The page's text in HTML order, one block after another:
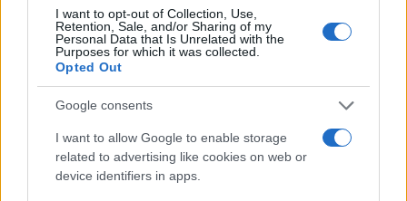
I want to opt-out of Collection, Use,
Retention, Sale, and/or Sharing of my
Personal Data that Is Unrelated with the
Purposes for which it was collected.
Opted Out
Google consents
I want to allow Google to enable storage
related to advertising like cookies on web or
device identifiers in apps.
Paolo Pinna